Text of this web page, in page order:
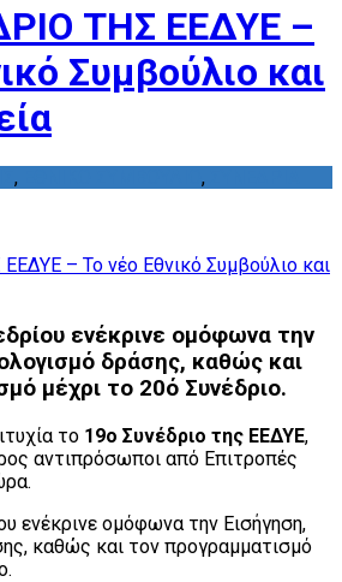
ΤΗΣ ΕΕΔΥΕ –
Συμβούλιο και
, ,
ενέκρινε ομόφωνα την
δράσης, καθώς και
μέχρι το 20ό Συνέδριο.
το 19ο Συνέδριο της ΕΕΔΥΕ,
αντιπρόσωποι από Επιτροπές
ενέκρινε ομόφωνα την Εισήγηση,
καθώς και τον προγραμματισμό